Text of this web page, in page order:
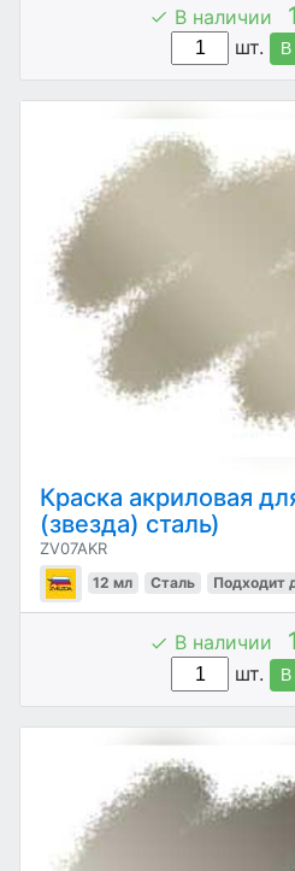
В наличии
шт.
В
Краска акриловая
(звезда) сталь)
ZV07AKR
12 мл Сталь Подходит
В наличии
шт.
В